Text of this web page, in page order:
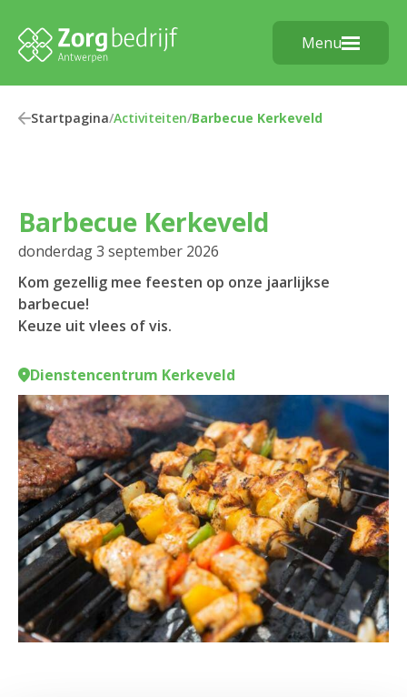
Menu
Startpagina/Activiteiten/Barbecue Kerkeveld
Barbecue Kerkeveld
donderdag 3 september 2026
Kom gezellig mee feesten op onze jaarlijkse
barbecue!
Keuze uit vlees of vis.
Dienstencentrum Kerkeveld